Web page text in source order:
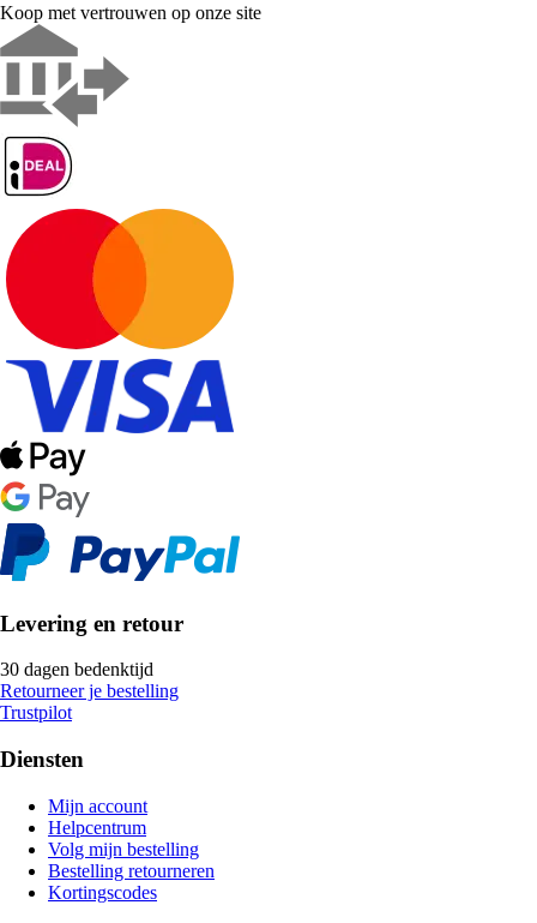
Koop met vertrouwen op onze site
Levering en retour
30 dagen bedenktijd
Retourneer je bestelling
Trustpilot
Diensten
Mijn account
Helpcentrum
Volg mijn bestelling
Bestelling retourneren
Kortingscodes